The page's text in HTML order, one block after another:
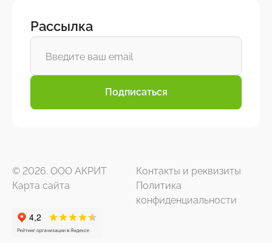
Рассылка
Подписаться
© 2026. ООО АКРИТ
Контакты и реквизиты
Карта сайта
Политика
конфиденциальности